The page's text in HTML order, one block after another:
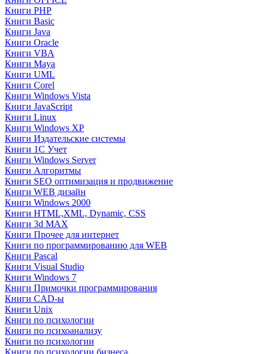
Книги PHP
Книги Basic
Книги Java
Книги Oracle
Книги VBA
Книги Maya
Книги UML
Книги Corel
Книги Windows Vista
Книги JavaScript
Книги Linux
Книги Windows XP
Книги Издательские системы
Книги 1C Учет
Книги Windows Server
Книги Алгоритмы
Книги SEO оптимизация и продвижение
Книги WEB дизайн
Книги Windows 2000
Книги HTML,XML, Dynamic, CSS
Книги 3d MAX
Книги Прочее для интернет
Книги по программированию для WEB
Книги Pascal
Книги Visual Studio
Книги Windows 7
Книги Примочки программирования
Книги CAD-ы
Книги Unix
Книги по психологии
Книги по психоанализу
Книги по психологии
Книги по психологии бизнеса